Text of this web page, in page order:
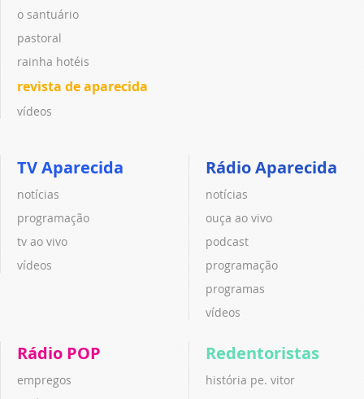
o santuário
pastoral
rainha hotéis
revista de aparecida
vídeos
TV Aparecida
notícias
programação
tv ao vivo
vídeos
Rádio Aparecida
notícias
ouça ao vivo
podcast
programação
programas
vídeos
Rádio POP
empregos
Redentoristas
história pe. vitor